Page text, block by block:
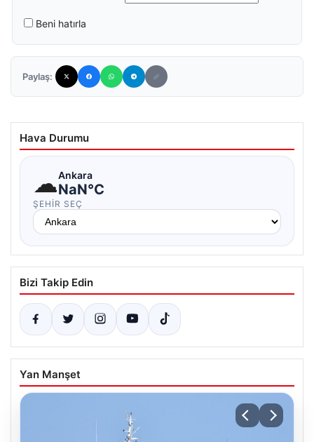
Beni hatırla
Paylaş:
Hava Durumu
☁Ankara
NaN°C
ŞEHIR SEÇ
Bizi Takip Edin
Yan Manşet